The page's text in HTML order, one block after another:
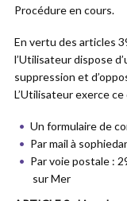
Procédure en cours.
En vertu des articles
l’Utilisateur dispose
suppression et
L’Utilisateur exerce ce
Un formulaire de
Par mail à
Par voie postale :
sur Mer